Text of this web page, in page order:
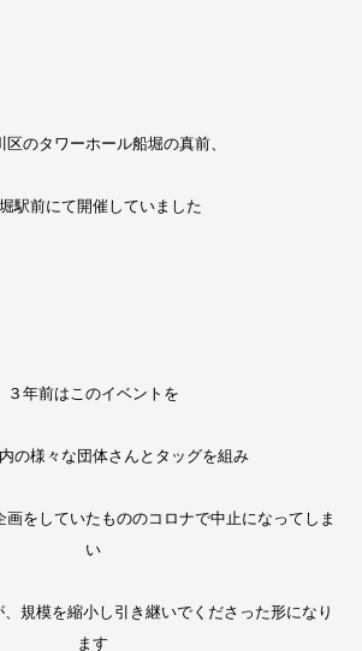
区のタワーホール船堀の真前、
駅前にて開催していました
３年前はこのイベントを
の様々な団体さんとタッグを組み
をしていたもののコロナで中止になってしま
い
規模を縮小し引き継いでくださった形になり
ます